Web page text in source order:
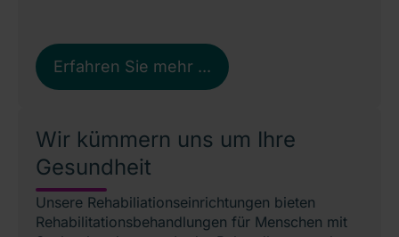
Erfahren Sie mehr ...
Wir kümmern uns um Ihre
Gesundheit
Unsere Rehabiliationseinrichtungen bieten
Rehabilitationsbehandlungen für Menschen mit